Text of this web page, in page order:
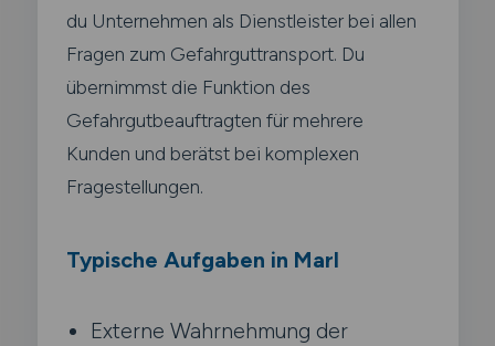
du Unternehmen als Dienstleister bei allen
Fragen zum Gefahrguttransport. Du
übernimmst die Funktion des
Gefahrgutbeauftragten für mehrere
Kunden und berätst bei komplexen
Fragestellungen.
Typische Aufgaben in Marl
Externe Wahrnehmung der